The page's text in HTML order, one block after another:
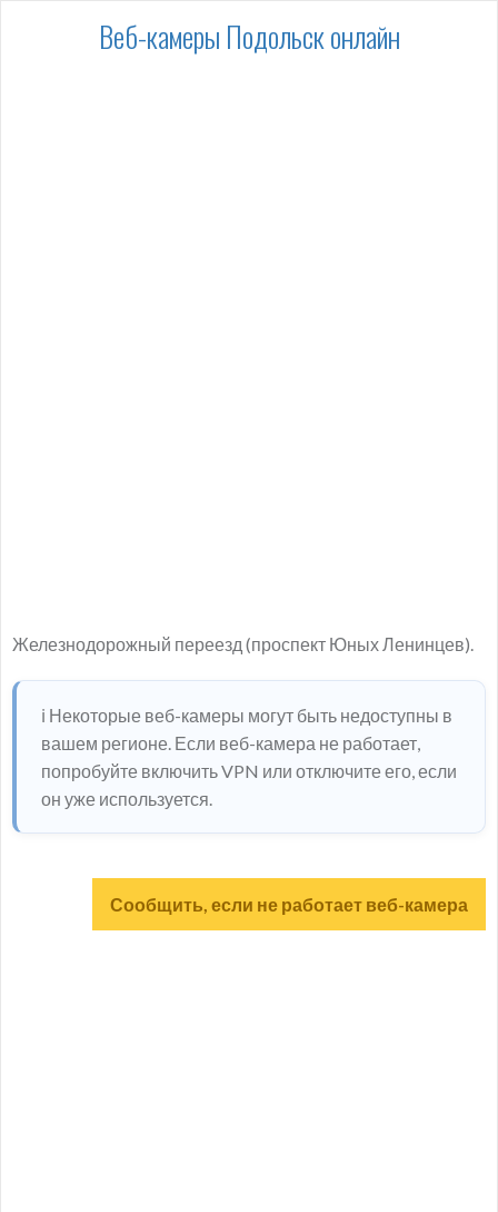
Веб-камеры Подольск онлайн
Железнодорожный переезд (проспект Юных Ленинцев).
ℹ️ Некоторые веб-камеры могут быть недоступны в
вашем регионе. Если веб-камера не работает,
попробуйте включить VPN или отключите его, если
он уже используется.
Сообщить, если не работает веб-камера